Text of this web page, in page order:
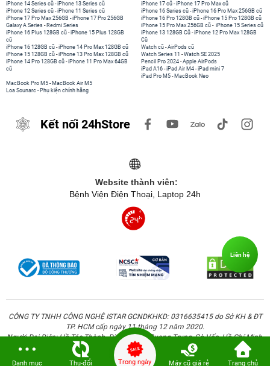
iPhone 14 Series cũ -iPhone 13 Series cũ
iPhone 12 Series cũ -iPhone 11 Series cũ
iPhone 17 Pro Max 256GB -iPhone 17 Pro 256GB
Galaxy A Series - Redmi Series
iPhone 17 cũ -iPhone 17 Pro Max cũ
iPhone 16 Series cũ - iPhone 16 Pro Max 256GB cũ
iPhone 16 Pro 128GB cũ -iPhone 15 Pro 128GB cũ
iPhone 15 Pro Max 256GB cũ - iPhone 15 Series cũ
iPhone 16 Plus 128GB cũ -iPhone 15 Plus 128GB
cũ
iPhone 16 128GB cũ -iPhone 14 Pro Max 128GB cũ
iPhone 15 128GB cũ -iPhone 13 Pro Max 128GB cũ
iPhone 14 Pro 128GB cũ -iPhone 11 Pro Max 64GB
cũ
iPhone 13 128GB Cũ -iPhone 12 Pro Max 128GB
Cũ
Watch cũ -AirPods cũ
Watch Series 11 -Watch SE 2025
Pencil Pro 2024 -Apple AirPods
iPad A16 -iPad Air M4 -iPad mini 7
iPad Pro M5 - MacBook Neo
MacBook Pro M5 - MacBook Air M5
Loa Sounarc - Phụ kiện chính hãng
Kết nối 24hStore
Website thành viên:
Bệnh Viện Điện Thoại, Laptop 24h
CÔNG TY TNHH CÔNG NGHỆ ISTAR GCNDKHKD: 0316635415 do Sở KH & ĐT
TP. HCM cấp ngày 11 tháng 12 năm 2020.
Người Đại Diện: Hồ Tác Thành. Địa chỉ: 389 Quang Trung, Gò Vấp, Hồ Chí Minh.
Danh mục Thu-đổi Trong ngày Máy cũ giá rẻ Trang chủ
Liên hệ